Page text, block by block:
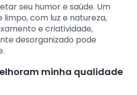
seu humor e saúde. Um
limpo, com luz e natureza,
e criatividade,
desorganizado pode
minha qualidade